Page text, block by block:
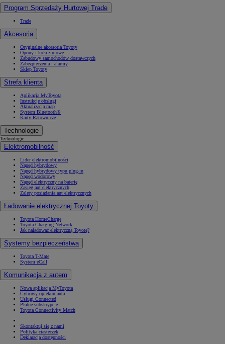
Program Sprzedaży Hurtowej Trade
Trade
Akcesoria
Oryginalne akcesoria Toyoty
Opony i koła zimowe
Zabudowy samochodów dostawczych
Zabezpieczenia i alarmy
Sklep Toyoty
Strefa klienta
Aplikacja MyToyota
Instrukcje obsługi
Aktualizacja map
System Bluetooth®
Karty Ratownicze
Technologie
Technologie
Elektromobilność
Lider elektromobilności
Napęd hybrydowy
Napęd hybrydowy typu plug-in
Napęd wodorowy
Napęd elektryczny na baterię
Zasięg aut elektrycznych
Zalety posiadania aut elektrycznych
Ładowanie elektrycznej Toyoty
Toyota HomeCharge
Toyota Charging Network
Jak naładować elektryczną Toyotę?
Systemy bezpieczeństwa
Toyota T-Mate
System eCall
Komunikacja z autem
Nowa aplikacja MyToyota
Cyfrowy opiekun auta
Usługi Connected
Płatne subskrypcje
Toyota Connectivity Match
Skontaktuj się z nami
Polityka ciasteczek
Deklaracja dostępności